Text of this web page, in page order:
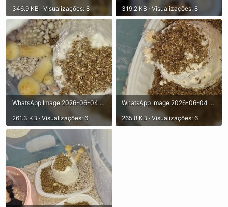
346.9 KB · Visualizações: 8
319.2 KB · Visualizações: 8
WhatsApp Image 2026-06-04 at 11.03.28.jpeg
261.3 KB · Visualizações: 6
WhatsApp Image 2026-06-04 at 11.03.28 (1).jpeg
265.8 KB · Visualizações: 6